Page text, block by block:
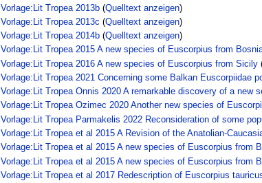
Vorlage:Lit Tropea 2013b(Quelltext anzeigen)
Vorlage:Lit Tropea 2013c (Quelltext anzeigen)
Vorlage:Lit Tropea 2014b(Quelltext anzeigen)
Vorlage:Lit Tropea 2015 A new species of Euscorpius from
Vorlage:Lit Tropea 2016 A new species of Euscorpius from Sicily
Vorlage:Lit Tropea 2021 Concerning some Balkan Euscorpiidae
Vorlage:Lit Tropea Onnis 2020 A remarkable discovery of a new
Vorlage:Lit Tropea Ozimec 2020 Another new species of
Vorlage:Lit Tropea Parmakelis 2022 Reconsideration of some
Vorlage:Lit Tropea et al 2015 A Revision of the Anatolian-
Vorlage:Lit Tropea et al 2015 A new species of Euscorpius from
Vorlage:Lit Tropea et al 2015 A new species of Euscorpius from
Vorlage:Lit Tropea et al 2017 Redescription of Euscorpius